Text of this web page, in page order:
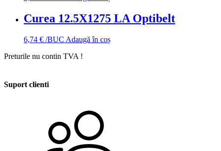
Curea 12.5X1275 LA Optibelt
6,74 € /BUC Adaugă în coș
Preturile nu contin TVA !
Suport clienti